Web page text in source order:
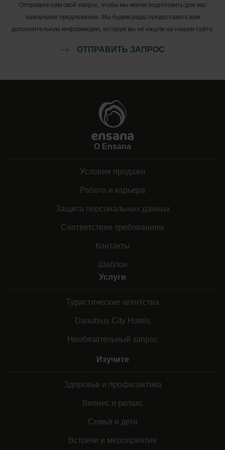
Отправьте нам свой запрос, чтобы мы могли подготовить для вас
наилучшее предложение. Мы будем рады предоставить вам
дополнительную информацию, которую вы не нашли на нашем сайте.
ОТПРАВИТЬ ЗАПРОС
О Ensana
Условия продажи
Работа и карьера
Защита персональных данных
Соответствие требованиям
Контакты
Шаблон
Услуги
Туристические агентства
Danubius City Hotels
Необязательный запрос
Изучите
Здоровье и профилактика
Велнес и релакс
Семья и дети
Встречи и мероприятия